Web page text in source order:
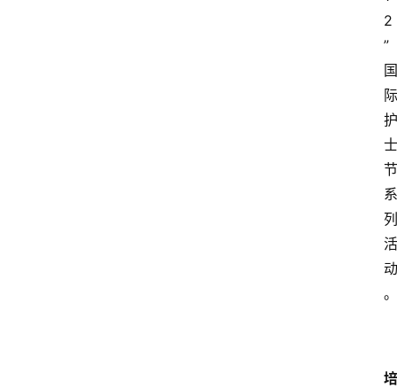
2
”
国
际
护
士
节
系
列
活
动
。
培